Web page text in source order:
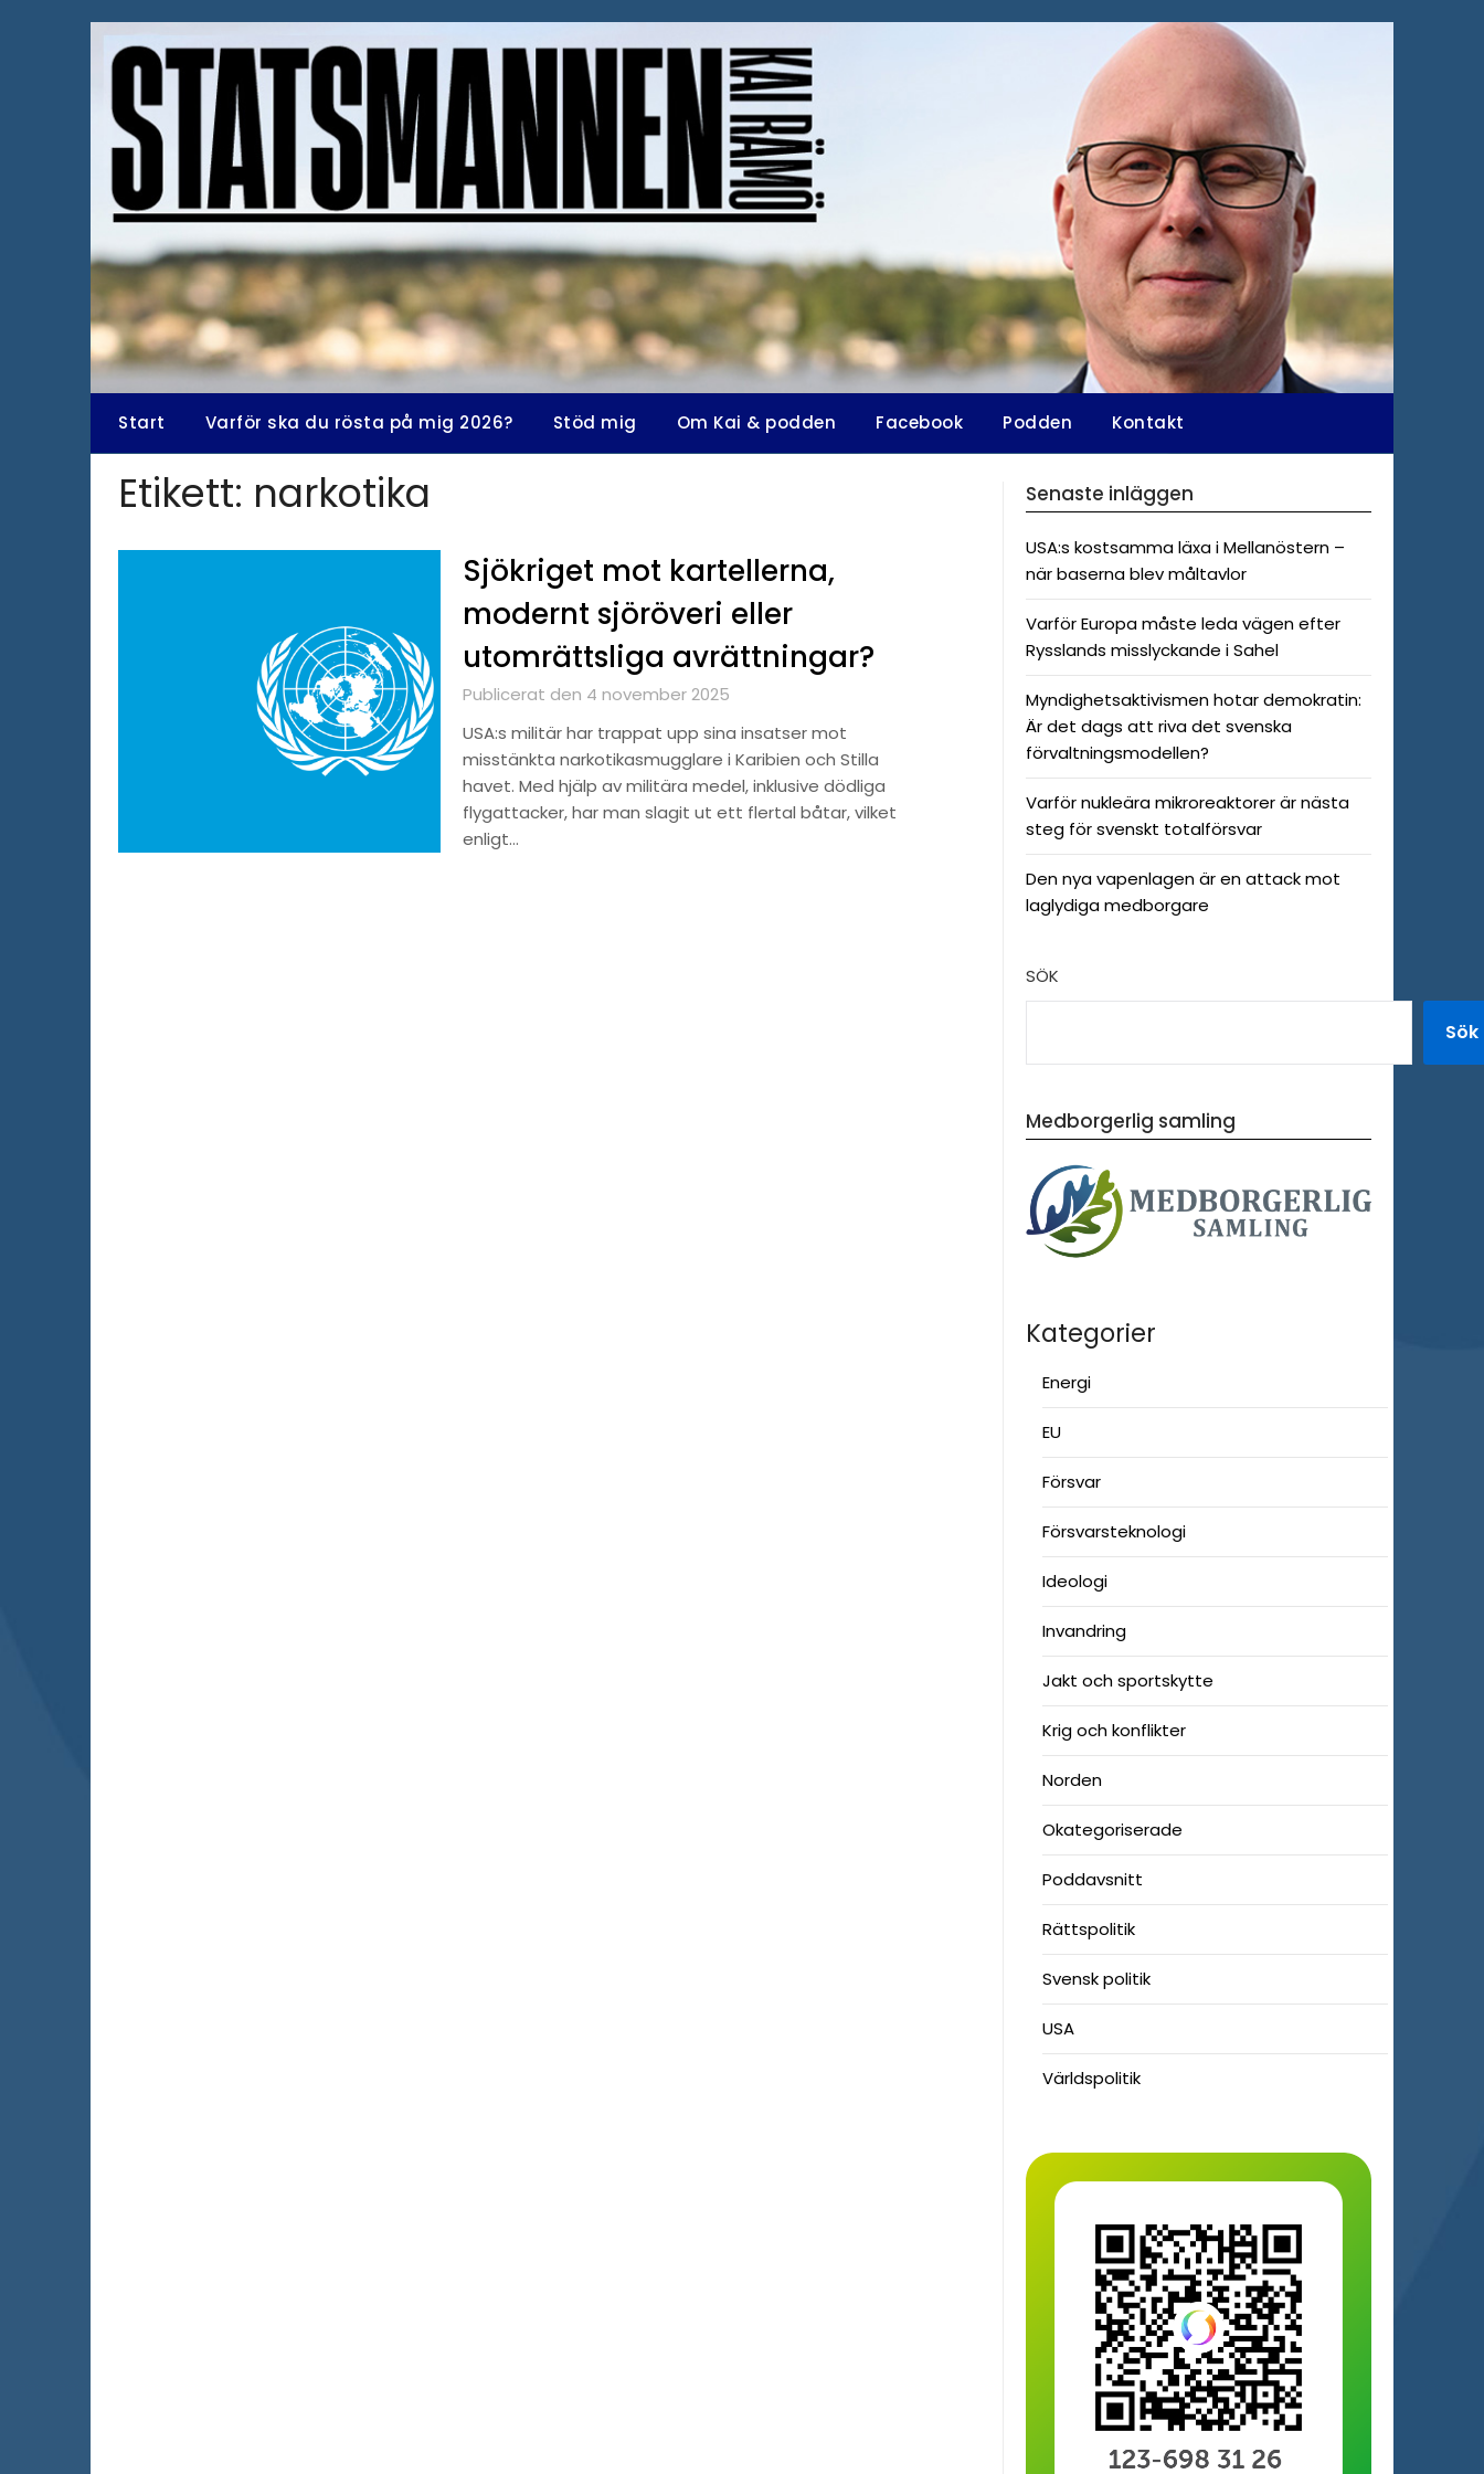
Start Varför ska du rösta på mig 2026? Stöd mig Om Kai & podden Facebook Podden Kontakt
Etikett: narkotika
Sjökriget mot kartellerna,
modernt sjöröveri eller
utomrättsliga avrättningar?
Publicerat den 4 november 2025
USA:s militär har trappat upp sina insatser mot
misstänkta narkotikasmugglare i Karibien och Stilla
havet. Med hjälp av militära medel, inklusive dödliga
flygattacker, har man slagit ut ett flertal båtar, vilket
enligt…
Senaste inläggen
USA:s kostsamma läxa i Mellanöstern –
när baserna blev måltavlor
Varför Europa måste leda vägen efter
Rysslands misslyckande i Sahel
Myndighetsaktivismen hotar demokratin:
Är det dags att riva det svenska
förvaltningsmodellen?
Varför nukleära mikroreaktorer är nästa
steg för svenskt totalförsvar
Den nya vapenlagen är en attack mot
laglydiga medborgare
SÖK
Sök
Medborgerlig samling
Kategorier
Energi
EU
Försvar
Försvarsteknologi
Ideologi
Invandring
Jakt och sportskytte
Krig och konflikter
Norden
Okategoriserade
Poddavsnitt
Rättspolitik
Svensk politik
USA
Världspolitik